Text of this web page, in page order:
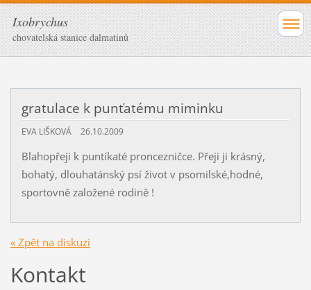
Ixobrychus
chovatelská stanice dalmatinů
gratulace k punťatému miminku
EVA LIŠKOVÁ 26.10.2009
Blahopřeji k puntíkaté proncezničce. Přeji ji krásný,
bohatý, dlouhatánský psí život v psomilské,hodné,
sportovně založené rodině !
« Zpět na diskuzi
Kontakt